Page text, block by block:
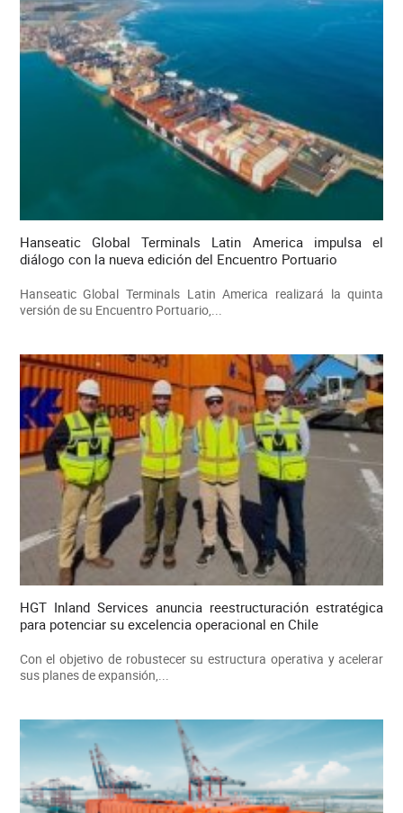
Hanseatic Global Terminals Latin America impulsa el
diálogo con la nueva edición del Encuentro Portuario
Hanseatic Global Terminals Latin America realizará la quinta
versión de su Encuentro Portuario,...
HGT Inland Services anuncia reestructuración estratégica
para potenciar su excelencia operacional en Chile
Con el objetivo de robustecer su estructura operativa y acelerar
sus planes de expansión,...